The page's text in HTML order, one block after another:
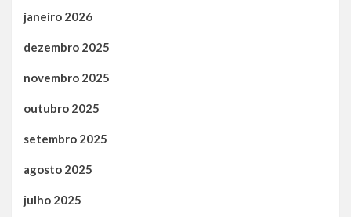
janeiro 2026
dezembro 2025
novembro 2025
outubro 2025
setembro 2025
agosto 2025
julho 2025